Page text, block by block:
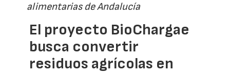
alimentarias de Andalucía
El proyecto BioChargae
busca convertir
residuos agrícolas en